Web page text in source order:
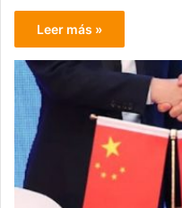
Leer más »